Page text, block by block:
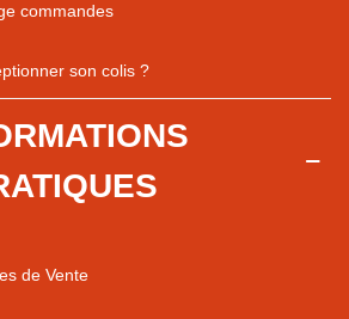
des performances du magasin
Express, Chez vous, Point relais, Retrait magasin
commandes
son colis ?
de Vente